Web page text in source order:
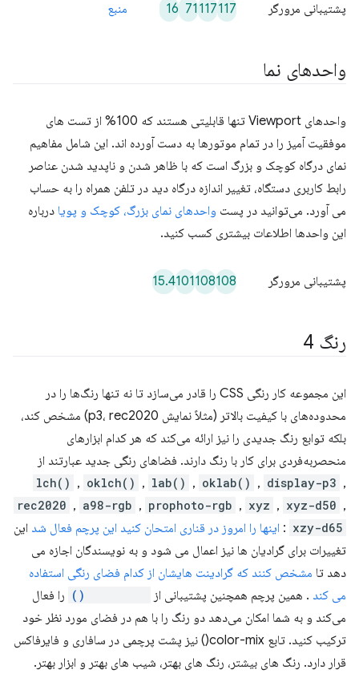
پشتیبانی مرورگر 117
117
71
16 منبع
واحدهای نما
واحدهای Viewport تنها قابلیتی هستند که 100% از تست های
موفقیت آمیز را در تمام موتورها به دست آورده اند. این شامل مفاهیم
نمای درگاه کوچک و بزرگ است که با ظاهر شدن و ناپدید شدن عناصر
رابط کاربری دستگاه، تغییر اندازه درگاه دید در تلفن همراه را به حساب
می آورد. می‌توانید در پست واحدهای نمای بزرگ، کوچک و پویا درباره
این واحدها اطلاعات بیشتری کسب کنید.
پشتیبانی مرورگر 108
108
101
15.4
رنگ 4
این مجموعه کار رنگی CSS را قادر می‌سازد تا نه تنها رنگ‌ها را در
محدوده‌های با کیفیت بالاتر (مثلاً نمایش p3، rec2020) مشخص کند،
بلکه توابع رنگ جدیدی را نیز ارائه می‌کند که هر کدام ابزارهای
منحصربه‌فردی برای کار با رنگ دارند. فضاهای رنگی جدید عبارتند از
lch() , oklch() , lab() , oklab() , display-p3 ,
rec2020 , a98-rgb , prophoto-rgb , xyz , xyz-d50 ,
xzy-d65
: اینها را امروز در قناری امتحان کنید این پرچم فعال شد این
تغییرات برای گرادیان ها نیز اعمال می شود و به نویسندگان اجازه می
دهد تا مشخص کنند که گرادینت هایشان از کدام فضای رنگی استفاده
می کند . همین پرچم همچنین پشتیبانی از
را فعال
می‌کند و به شما امکان می‌دهد دو رنگ را با هم در فضای مورد نظر خود
ترکیب کنید. تابع color-mix() نیز پشت پرچمی در سافاری و فایرفاکس
قرار دارد. رنگ های بیشتر، رنگ های بهتر، شیب های بهتر و ابزار بهتر.